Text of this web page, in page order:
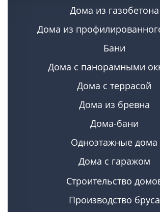
Дома из газобетона
Дома из
Бани
Дома с панорамными
Дома с террасой
Дома из бревна
Дома-бани
Одноэтажные дома
Дома с гаражом
Строительство
Производство бруса